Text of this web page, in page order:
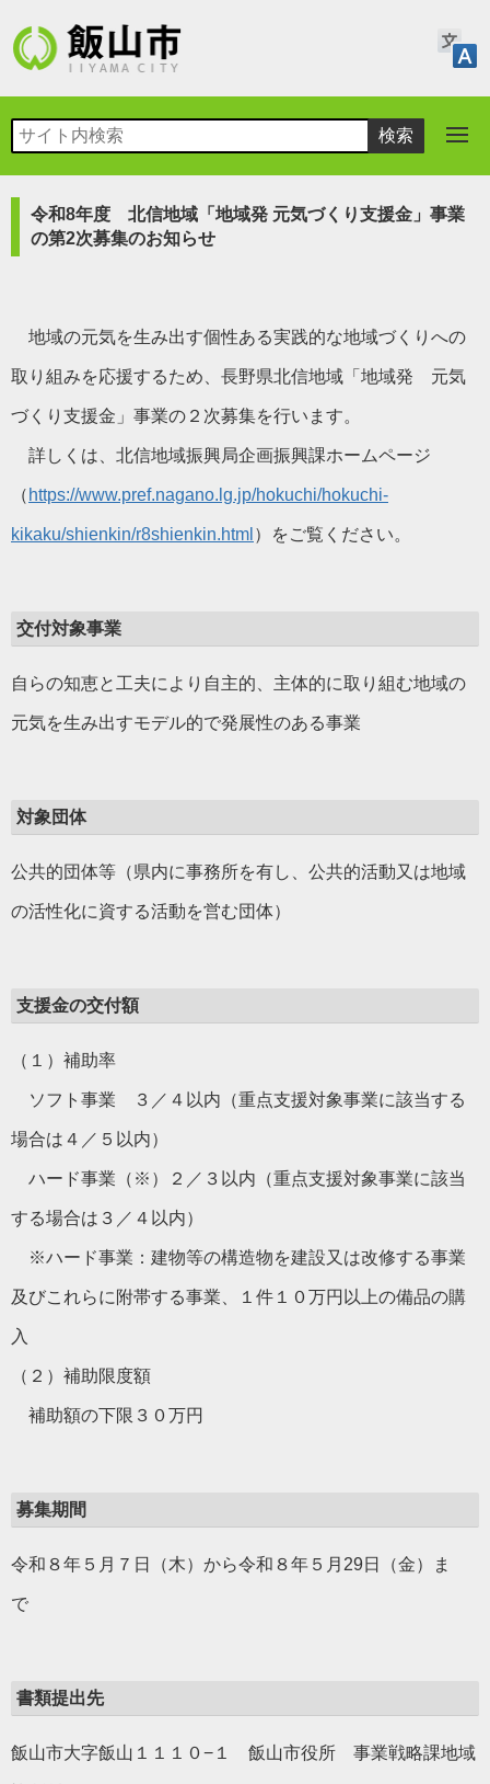
令和8年度 北信地域「地域発 元気づくり支援金」事業
の第2次募集のお知らせ
地域の元気を生み出す個性ある実践的な地域づくりへの
取り組みを応援するため、長野県北信地域「地域発 元気
づくり支援金」事業の２次募集を行います。
詳しくは、北信地域振興局企画振興課ホームページ
（ https://www.pref.nagano.lg.jp/hokuchi/hokuchi-
kikaku/shienkin/r8shienkin.html ）をご覧ください。
交付対象事業
自らの知恵と工夫により自主的、主体的に取り組む地域の
元気を生み出すモデル的で発展性のある事業
対象団体
公共的団体等（県内に事務所を有し、公共的活動又は地域
の活性化に資する活動を営む団体）
支援金の交付額
（１）補助率
ソフト事業 ３／４以内（重点支援対象事業に該当する
場合は４／５以内）
ハード事業（※）２／３以内（重点支援対象事業に該当
する場合は３／４以内）
※ハード事業：建物等の構造物を建設又は改修する事業
及びこれらに附帯する事業、１件１０万円以上の備品の購
入
（２）補助限度額
補助額の下限３０万円
募集期間
令和８年５月７日（木）から令和８年５月29日（金）ま
で
書類提出先
飯山市大字飯山１１１０−１ 飯山市役所 事業戦略課地域